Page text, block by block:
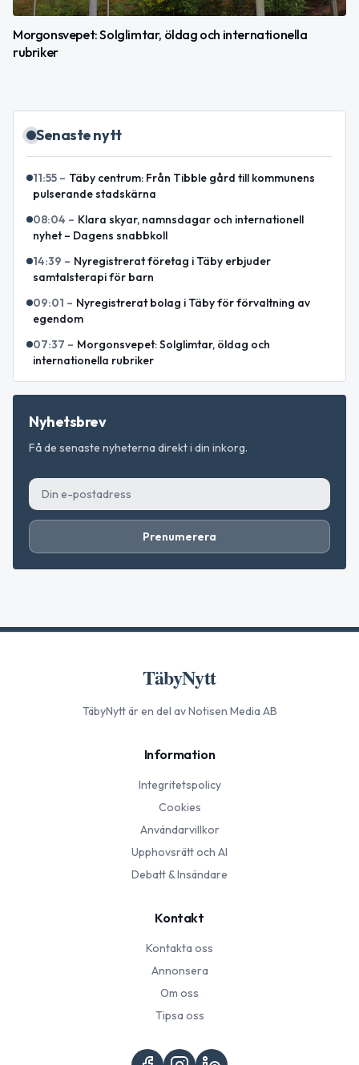
Morgonsvepet: Solglimtar, öldag och internationella
rubriker
Senaste nytt
11:55 – Täby centrum: Från Tibble gård till kommunens
pulserande stadskärna
08:04 – Klara skyar, namnsdagar och internationell
nyhet – Dagens snabbkoll
14:39 – Nyregistrerat företag i Täby erbjuder
samtalsterapi för barn
09:01 – Nyregistrerat bolag i Täby för förvaltning av
egendom
07:37 – Morgonsvepet: Solglimtar, öldag och
internationella rubriker
Nyhetsbrev
Få de senaste nyheterna direkt i din inkorg.
Prenumerera
TäbyNytt
TäbyNyttär en del av Notisen Media AB
Information
Integritetspolicy
Cookies
Användarvillkor
Upphovsrätt och AI
Debatt & Insändare
Kontakt
Kontakta oss
Annonsera
Om oss
Tipsa oss